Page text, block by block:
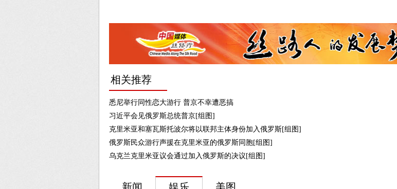
相关推荐
悉尼举行同性恋大游行 普京不幸遭恶搞
习近平会见俄罗斯总统普京[组图]
克里米亚和塞瓦斯托波尔将以联邦主体身份加入俄罗斯[组图]
俄罗斯民众游行声援在克里米亚的俄罗斯同胞[组图]
乌克兰克里米亚议会通过加入俄罗斯的决议[组图]